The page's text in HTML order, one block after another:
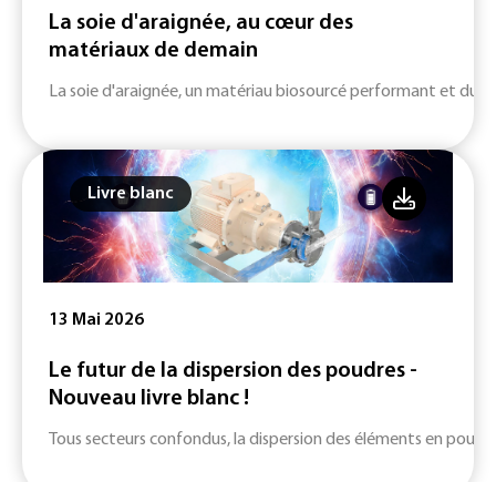
La soie d'araignée, au cœur des
matériaux de demain
La soie d'araignée, un matériau biosourcé performant et
Livre blanc
13 Mai 2026
Le futur de la dispersion des poudres -
Nouveau livre blanc !
Tous secteurs confondus, la dispersion des éléments en